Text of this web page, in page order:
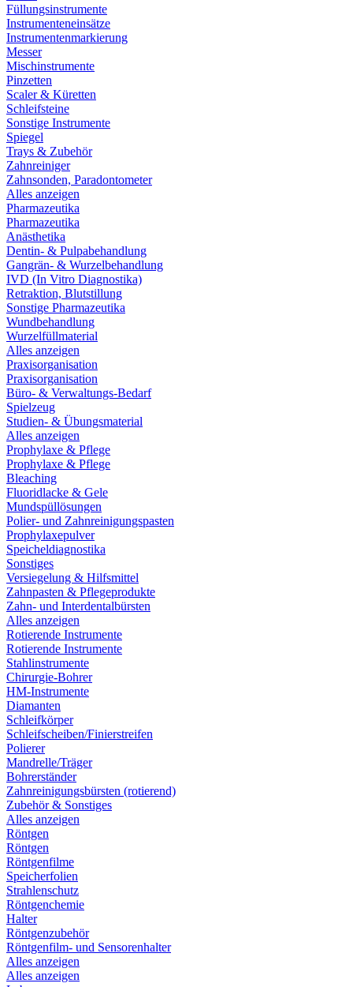
Füllungsinstrumente
Instrumenteneinsätze
Instrumentenmarkierung
Messer
Mischinstrumente
Pinzetten
Scaler & Küretten
Schleifsteine
Sonstige Instrumente
Spiegel
Trays & Zubehör
Zahnreiniger
Zahnsonden, Paradontometer
Alles anzeigen
Pharmazeutika
Pharmazeutika
Anästhetika
Dentin- & Pulpabehandlung
Gangrän- & Wurzelbehandlung
IVD (In Vitro Diagnostika)
Retraktion, Blutstillung
Sonstige Pharmazeutika
Wundbehandlung
Wurzelfüllmaterial
Alles anzeigen
Praxisorganisation
Praxisorganisation
Büro- & Verwaltungs-Bedarf
Spielzeug
Studien- & Übungsmaterial
Alles anzeigen
Prophylaxe & Pflege
Prophylaxe & Pflege
Bleaching
Fluoridlacke & Gele
Mundspüllösungen
Polier- und Zahnreinigungspasten
Prophylaxepulver
Speicheldiagnostika
Sonstiges
Versiegelung & Hilfsmittel
Zahnpasten & Pflegeprodukte
Zahn- und Interdentalbürsten
Alles anzeigen
Rotierende Instrumente
Rotierende Instrumente
Stahlinstrumente
Chirurgie-Bohrer
HM-Instrumente
Diamanten
Schleifkörper
Schleifscheiben/Finierstreifen
Polierer
Mandrelle/Träger
Bohrerständer
Zahnreinigungsbürsten (rotierend)
Zubehör & Sonstiges
Alles anzeigen
Röntgen
Röntgen
Röntgenfilme
Speicherfolien
Strahlenschutz
Röntgenchemie
Halter
Röntgenzubehör
Röntgenfilm- und Sensorenhalter
Alles anzeigen
Alles anzeigen